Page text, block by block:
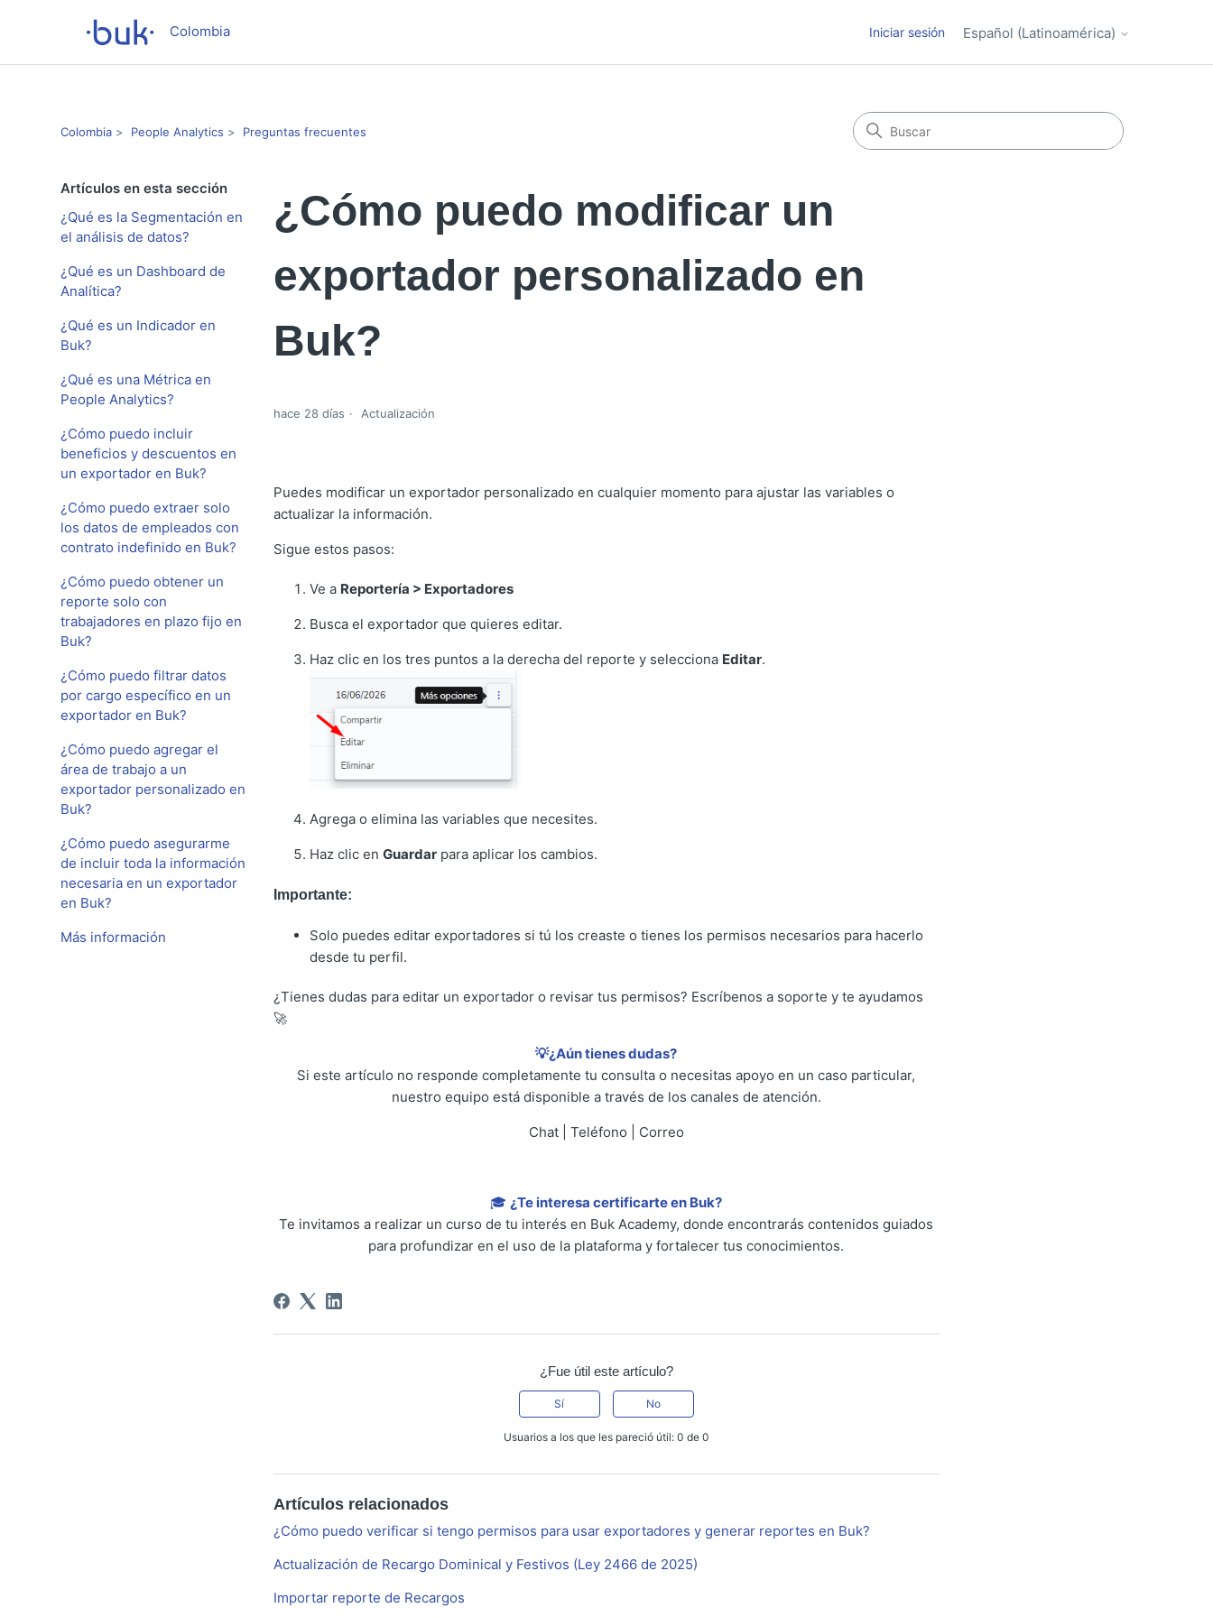
Colombia Iniciar sesión Español (Latinoamérica)
Colombia People Analytics Preguntas frecuentes
Artículos en esta sección
¿Qué es la Segmentación en
el análisis de datos?
¿Qué es un Dashboard de
Analítica?
¿Qué es un Indicador en
Buk?
¿Qué es una Métrica en
People Analytics?
¿Cómo puedo incluir
beneficios y descuentos en
un exportador en Buk?
¿Cómo puedo extraer solo
los datos de empleados con
contrato indefinido en Buk?
¿Cómo puedo obtener un
reporte solo con
trabajadores en plazo fijo en
Buk?
¿Cómo puedo filtrar datos
por cargo específico en un
exportador en Buk?
¿Cómo puedo agregar el
área de trabajo a un
exportador personalizado en
Buk?
¿Cómo puedo asegurarme
de incluir toda la información
necesaria en un exportador
en Buk?
Más información
¿Cómo puedo modificar un
exportador personalizado en
Buk?
hace 28 días Actualización
Puedes modificar un exportador personalizado en cualquier momento para ajustar las variables o
actualizar la información.
Sigue estos pasos:
Ve a Reportería > Exportadores
Busca el exportador que quieres editar.
Haz clic en los tres puntos a la derecha del reporte y selecciona Editar.
Agrega o elimina las variables que necesites.
Haz clic en Guardarpara aplicar los cambios.
Importante:
Solo puedes editar exportadores si tú los creaste o tienes los permisos necesarios para hacerlo
desde tu perfil.
¿Tienes dudas para editar un exportador o revisar tus permisos? Escríbenos a soporte y te ayudamos
🚀
💡¿Aún tienes dudas?
Si este artículo no responde completamente tu consulta o necesitas apoyo en un caso particular,
nuestro equipo está disponible a través de los canales de atención.
Chat | Teléfono | Correo
🎓¿Te interesa certificarte en Buk?
Te invitamos a realizar un curso de tu interés en Buk Academy, donde encontrarás contenidos guiados
para profundizar en el uso de la plataforma y fortalecer tus conocimientos.
¿Fue útil este artículo?
Sí No
Usuarios a los que les pareció útil: 0 de 0
Artículos relacionados
¿Cómo puedo verificar si tengo permisos para usar exportadores y generar reportes en Buk?
Actualización de Recargo Dominical y Festivos (Ley 2466 de 2025)
Importar reporte de Recargos